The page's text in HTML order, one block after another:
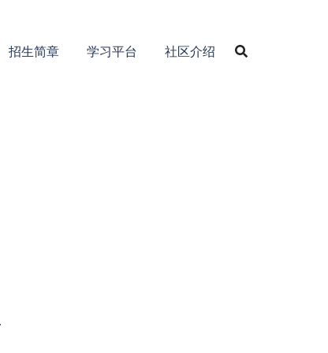
招生简章 学习平台 社区介绍